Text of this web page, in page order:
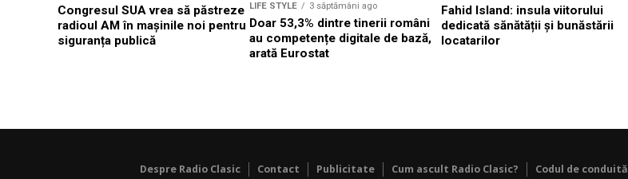
Congresul SUA vrea să păstreze
radioul AM în mașinile noi pentru
siguranța publică
LIFE STYLE 3 săptămâni ago
Doar 53,3% dintre tinerii români
au competențe digitale de bază,
arată Eurostat
Fahid Island: insula viitorului
dedicată sănătății și bunăstării
locatarilor
Despre Radio Clasic Contact Publicitate Cum ascult Radio Clasic? Codul de conduită